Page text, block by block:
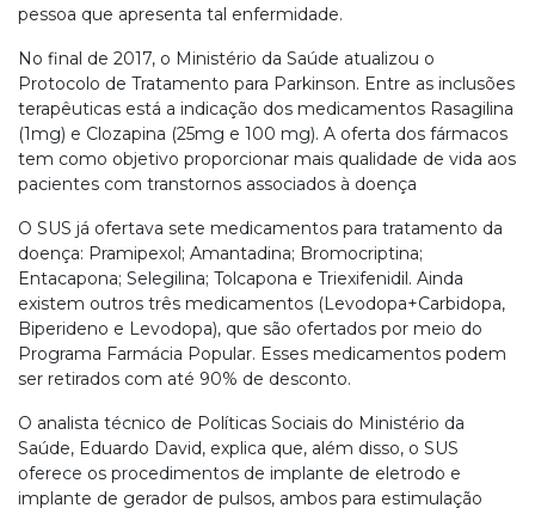
pessoa que apresenta tal enfermidade.
No final de 2017, o Ministério da Saúde atualizou o
Protocolo de Tratamento para Parkinson. Entre as inclusões
terapêuticas está a indicação dos medicamentos Rasagilina
(1mg) e Clozapina (25mg e 100 mg). A oferta dos fármacos
tem como objetivo proporcionar mais qualidade de vida aos
pacientes com transtornos associados à doença
O SUS já ofertava sete medicamentos para tratamento da
doença: Pramipexol; Amantadina; Bromocriptina;
Entacapona; Selegilina; Tolcapona e Triexifenidil. Ainda
existem outros três medicamentos (Levodopa+Carbidopa,
Biperideno e Levodopa), que são ofertados por meio do
Programa Farmácia Popular. Esses medicamentos podem
ser retirados com até 90% de desconto.
O analista técnico de Políticas Sociais do Ministério da
Saúde, Eduardo David, explica que, além disso, o SUS
oferece os procedimentos de implante de eletrodo e
implante de gerador de pulsos, ambos para estimulação